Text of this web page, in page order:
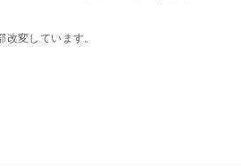
変しています。